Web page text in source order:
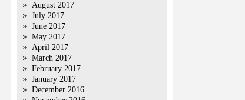
August 2017
July 2017
June 2017
May 2017
April 2017
March 2017
February 2017
January 2017
December 2016